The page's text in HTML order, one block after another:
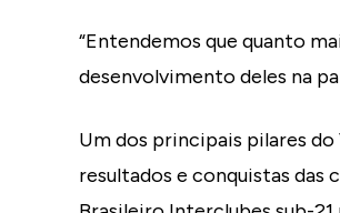
“Entendemos que quanto
desenvolvimento deles na
Um dos principais pilares
resultados e conquistas das